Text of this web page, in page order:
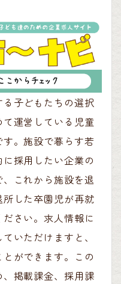
子どもたちの選択
運営している児童
。施設で暮らす若
採用したい企業の
これから施設を退
した卒園児が再就
さい。求人情報に
いただけますと、
ができます。この
掲載課金、採用課